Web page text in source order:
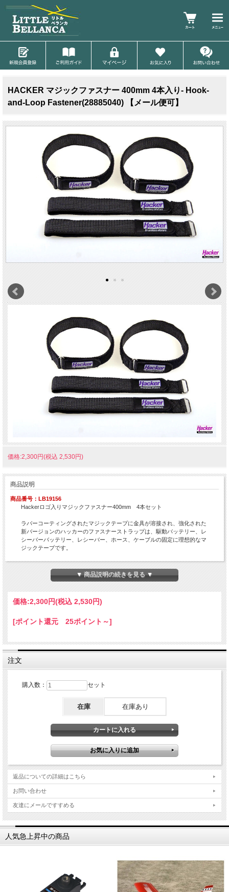
HACKER マジックファスナー 400mm 4本入り- Hook-
and-Loop Fastener(28885040) 【メール便可】
価格:2,300円(税込 2,530円)
商品説明
商品番号：LB19156
Hackerロゴ入りマジックファスナー400mm 4本セット
ラバーコーティングされたマジックテープに金具が溶接され、強化された
新バージョンのハッカーのファスナーストラップは、駆動バッテリー、レ
シーバーバッテリー、レシーバー、ホース、ケーブルの固定に理想的なマ
ジックテープです。
ラバーコーティングにより、ねじれや滑りのない確実に固定できます。
▼ 商品説明の続きを見る ▼
価格:2,300円(税込 2,530円)
[ポイント還元 25ポイント～]
注文
購入数： セット
在庫 在庫あり
返品についての詳細はこちら
お問い合わせ
友達にメールですすめる
人気急上昇中の商品